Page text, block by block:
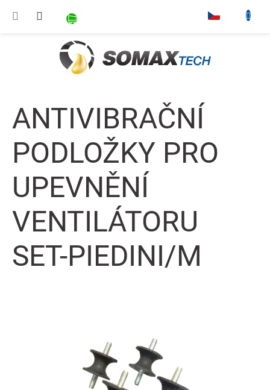
NÁKUPNÍ KOŠÍK
ANTIVIBRAČNÍ
PODLOŽKY PRO
UPEVNĚNÍ
VENTILÁTORU
SET-PIEDINI/M